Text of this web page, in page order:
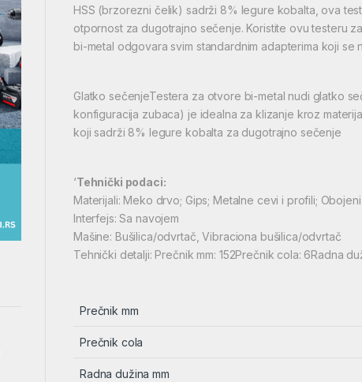
HSS (brzorezni čelik) sadrži 8% legure kobalta, ova
otpornost za dugotrajno sečenje. Koristite ovu testeru
bi-metal odgovara svim standardnim adapterima koji
Glatko sečenjeTestera za otvore bi-metal nudi glatko
konfiguracija zubaca) je idealna za klizanje kroz
koji sadrži 8% legure kobalta za dugotrajno sečenje
‘Tehnički podaci:
Materijali: Meko drvo; Gips; Metalne cevi i profili; Obojeni
Interfejs: Sa navojem
Mašine: Bušilica/odvrtač, Vibraciona bušilica/odvrtač
Tehnički detalji: Prečnik mm: 152Prečnik cola: 6Radna
Prečnik mm
Prečnik cola
Radna dužina mm